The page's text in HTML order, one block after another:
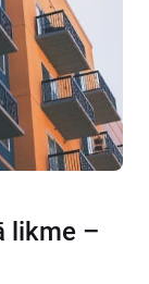
likme –